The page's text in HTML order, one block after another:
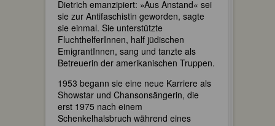
Dietrich emanzipiert: »Aus Anstand« sei
sie zur Antifaschistin geworden, sagte
sie einmal. Sie unterstützte
FluchthelferInnen, half jüdischen
EmigrantInnen, sang und tanzte als
Betreuerin der amerikanischen Truppen.
1953 begann sie eine neue Karriere als
Showstar und Chansonsängerin, die
erst 1975 nach einem
Schenkelhalsbruch während eines